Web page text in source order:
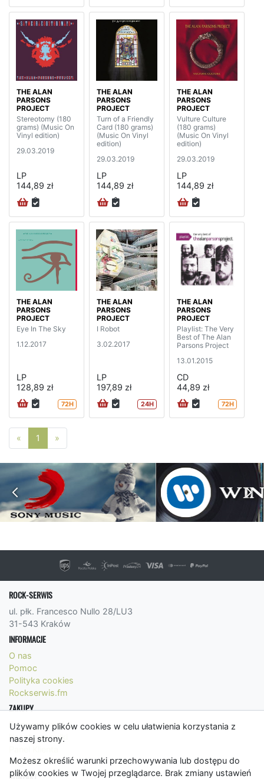
Używamy plików cookies w celu ułatwienia korzystania z
naszej strony.
Możesz określić warunki przechowywania lub dostępu do
plików cookies w Twojej przeglądarce. Brak zmiany ustawień
THE ALAN
PARSONS
PROJECT
Stereotomy (180
grams) (Music On
Vinyl edition)
29.03.2019
LP
144,89 zł
THE ALAN
PARSONS
PROJECT
Turn of a Friendly
Card (180 grams)
(Music On Vinyl
edition)
29.03.2019
LP
144,89 zł
THE ALAN
PARSONS
PROJECT
Vulture Culture
(180 grams)
(Music On Vinyl
edition)
29.03.2019
LP
144,89 zł
THE ALAN
PARSONS
PROJECT
Eye In The Sky
1.12.2017
LP
128,89 zł
72H
THE ALAN
PARSONS
PROJECT
I Robot
3.02.2017
LP
197,89 zł
24H
THE ALAN
PARSONS
PROJECT
Playlist: The Very
Best of The Alan
Parsons Project
13.01.2015
CD
44,89 zł
72H
« Poprzednia strona
1 »
ROCK-SERWIS
ul. płk. Francesco Nullo 28/LU3
31-543 Kraków
INFORMACJE
O nas
Pomoc
Polityka cookies
Rockserwis.fm
ZAKUPY
Formy płatności
Koszty wysyłki
Regulamin